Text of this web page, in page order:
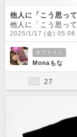
他人に「こう思っ
2025/1/17 (金) 05:06
オフライン
Monaもな
27